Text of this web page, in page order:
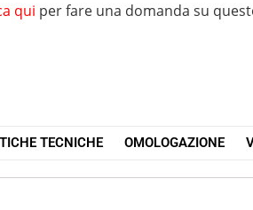
qui per fare una domanda su
TECNICHE OMOLOGAZIONE